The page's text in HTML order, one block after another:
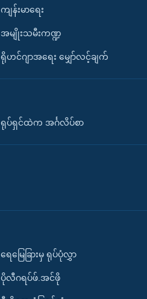
ကျန်းမာရေး
အမျိုးသမီးကဏ္ဍ
ရိုဟင်ဂျာအရေး မျှော်လင့်ချက်
ရုပ်ရှင်ထဲက အင်္ဂလိပ်စာ
ရေမြေခြားမှ ရုပ်ပုံလွှာ
ပိုလီဂရပ်ဖ်.အင်ဖို